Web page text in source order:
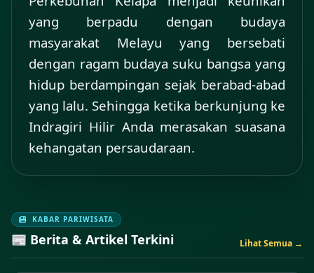
yang berpadu dengan budaya
masyarakat Melayu yang bersebati
dengan ragam budaya suku bangsa yang
hidup berdampingan sejak berabad-abad
yang lalu. Sehingga ketika berkunjung ke
Indragiri Hilir Anda merasakan suasana
kehangatan persaudaraan.
KABAR PARIWISATA
📰 Berita & Artikel Terkini Lihat Semua →